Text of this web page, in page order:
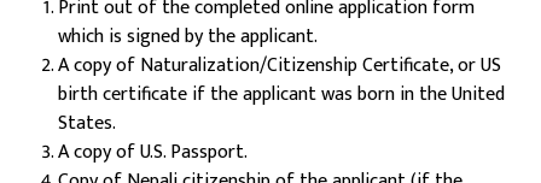
Print out of the completed online application form
which is signed by the applicant.
A copy of Naturalization/Citizenship Certificate, or US
birth certificate if the applicant was born in the United
States.
A copy of U.S. Passport.